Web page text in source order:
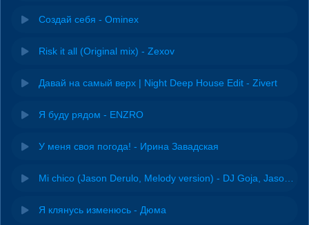
Создай себя - Ominex
Risk it all (Original mix) - Zexov
Давай на самый верх | Night Deep House Edit - Zivert
Я буду рядом - ENZRO
У меня своя погода! - Ирина Завадская
Я клянусь изменюсь - Дюма